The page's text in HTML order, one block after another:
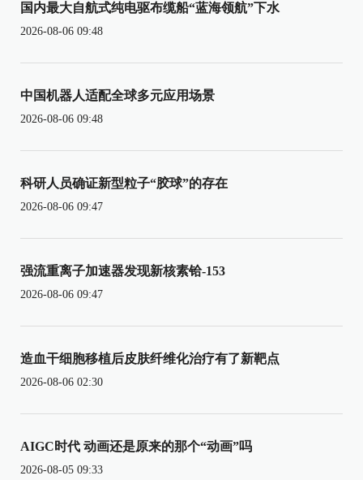
国内最大自航式纯电驱布缆船“蓝海领航”下水
2026-08-06 09:48
中国机器人适配全球多元应用场景
2026-08-06 09:48
科研人员确证新型粒子“胶球”的存在
2026-08-06 09:47
强流重离子加速器发现新核素铪-153
2026-08-06 09:47
造血干细胞移植后皮肤纤维化治疗有了新靶点
2026-08-06 02:30
AIGC时代 动画还是原来的那个“动画”吗
2026-08-05 09:33